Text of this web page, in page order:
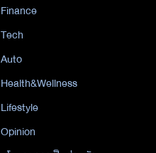
Finance
Tech
Auto
Health&Wellness
Lifestyle
Opinion